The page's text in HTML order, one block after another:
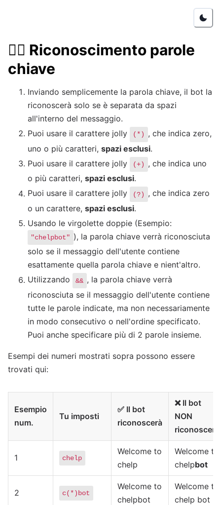
🕵️‍♂️ Riconoscimento parole
chiave
Inviando semplicemente la parola chiave, il bot la
riconoscerà solo se è separata da spazi
all'interno del messaggio.
Puoi usare il carattere jolly
(*)
, che indica zero,
uno o più caratteri, spazi esclusi.
Puoi usare il carattere jolly
(+)
, che indica uno
o più caratteri, spazi esclusi.
Puoi usare il carattere jolly
(?)
, che indica zero
o un carattere, spazi esclusi.
Usando le virgolette doppie (Esempio:
"chelpbot" ), la parola chiave verrà riconosciuta
solo se il messaggio dell'utente contiene
esattamente quella parola chiave e nient'altro.
Utilizzando
&& , la parola chiave verrà
riconosciuta se il messaggio dell'utente contiene
tutte le parole indicate, ma non necessariamente
in modo consecutivo o nell'ordine specificato.
Puoi anche specificare più di 2 parole insieme.
Esempi dei numeri mostrati sopra possono essere
trovati qui:
Esempio
num.
Tu imposti
✅ Il bot
riconoscerà
❌ Il bot
NON
riconoscerà
1 chelp
Welcome to
chelp
Welcome to
chelpbot
2 c(*)bot
Welcome to
chelpbot
Welcome to
chelp bot